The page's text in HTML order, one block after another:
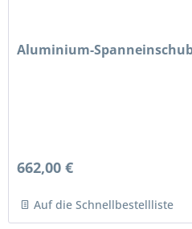
Aluminium-
662,00 €
Auf die Schnellbestellliste